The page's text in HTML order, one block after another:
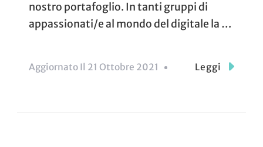
nostro portafoglio. In tanti gruppi di
appassionati/e al mondo del digitale la …
Aggiornato Il 21 Ottobre 2021 Leggi